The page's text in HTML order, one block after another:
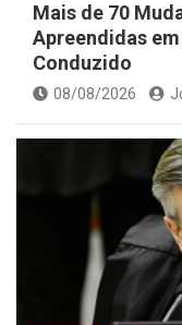
Mais de 70
Apreendidas
Conduzido
08/08/2026